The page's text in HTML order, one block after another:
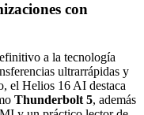
con
a la tecnología
ultrarrápidas y
el Helios 16 AI destaca
Thunderbolt 5, además